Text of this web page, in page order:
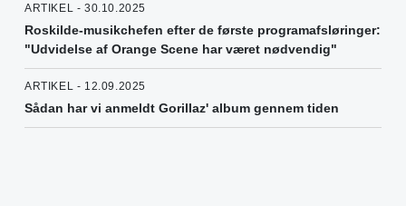
ARTIKEL - 30.10.2025
Roskilde-musikchefen efter de første programafsløringer:
"Udvidelse af Orange Scene har været nødvendig"
ARTIKEL - 12.09.2025
Sådan har vi anmeldt Gorillaz' album gennem tiden